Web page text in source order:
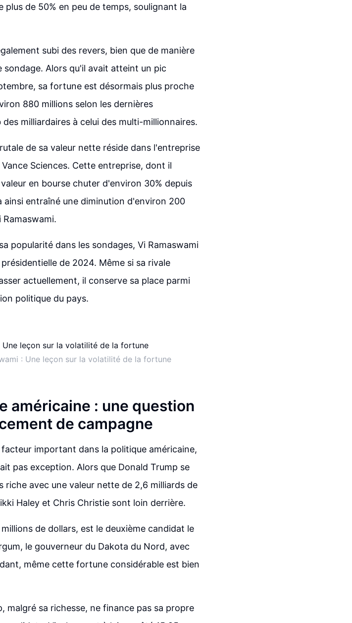
plus de 50% en peu de temps, soulignant la
subi des revers, bien que de manière
Alors qu'il avait atteint un pic
sa fortune est désormais plus proche
880 millions selon les dernières
milliardaires à celui des multi-millionnaires.
de sa valeur nette réside dans l'entreprise
Sciences. Cette entreprise, dont il
en bourse chuter d'environ 30% depuis
ainsi entraîné une diminution d'environ 200
popularité dans les sondages, Vi Ramaswami
de 2024. Même si sa rivale
actuellement, il conserve sa place parmi
politique du pays.
: Une leçon sur la volatilité de la fortune
américaine : une question
de campagne
important dans la politique américaine,
pas exception. Alors que Donald Trump se
riche avec une valeur nette de 2,6 milliards de
Haley et Chris Christie sont loin derrière.
de dollars, est le deuxième candidat le
le gouverneur du Dakota du Nord, avec
même cette fortune considérable est bien
malgré sa richesse, ne finance pas sa propre